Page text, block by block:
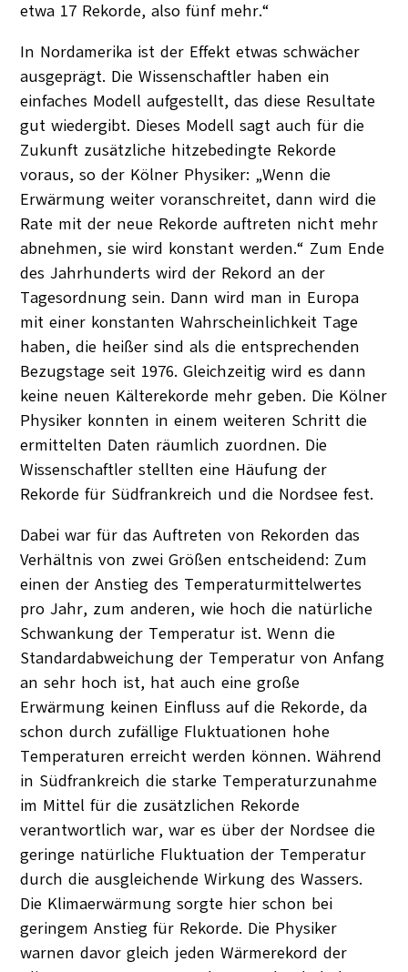
etwa 17 Rekorde, also fünf mehr.“
In Nordamerika ist der Effekt etwas schwächer
ausgeprägt. Die Wissenschaftler haben ein
einfaches Modell aufgestellt, das diese Resultate
gut wiedergibt. Dieses Modell sagt auch für die
Zukunft zusätzliche hitzebedingte Rekorde
voraus, so der Kölner Physiker: „Wenn die
Erwärmung weiter voranschreitet, dann wird die
Rate mit der neue Rekorde auftreten nicht mehr
abnehmen, sie wird konstant werden.“ Zum Ende
des Jahrhunderts wird der Rekord an der
Tagesordnung sein. Dann wird man in Europa
mit einer konstanten Wahrscheinlichkeit Tage
haben, die heißer sind als die entsprechenden
Bezugstage seit 1976. Gleichzeitig wird es dann
keine neuen Kälterekorde mehr geben. Die Kölner
Physiker konnten in einem weiteren Schritt die
ermittelten Daten räumlich zuordnen. Die
Wissenschaftler stellten eine Häufung der
Rekorde für Südfrankreich und die Nordsee fest.
Dabei war für das Auftreten von Rekorden das
Verhältnis von zwei Größen entscheidend: Zum
einen der Anstieg des Temperaturmittelwertes
pro Jahr, zum anderen, wie hoch die natürliche
Schwankung der Temperatur ist. Wenn die
Standardabweichung der Temperatur von Anfang
an sehr hoch ist, hat auch eine große
Erwärmung keinen Einfluss auf die Rekorde, da
schon durch zufällige Fluktuationen hohe
Temperaturen erreicht werden können. Während
in Südfrankreich die starke Temperaturzunahme
im Mittel für die zusätzlichen Rekorde
verantwortlich war, war es über der Nordsee die
geringe natürliche Fluktuation der Temperatur
durch die ausgleichende Wirkung des Wassers.
Die Klimaerwärmung sorgte hier schon bei
geringem Anstieg für Rekorde. Die Physiker
warnen davor gleich jeden Wärmerekord der